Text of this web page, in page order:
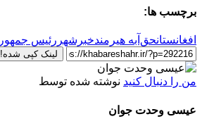
برچسب ها:
افغانستانحق‌آبه هیرمندخبرشهر رئیس جمهور
لینک کپی شده!
من را دنبال کنید نوشته شده توسط
عیسی وحدت جوان